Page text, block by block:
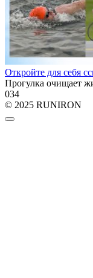
Откройте для себя
Прогулка очищает
034
© 2025 RUNIRON